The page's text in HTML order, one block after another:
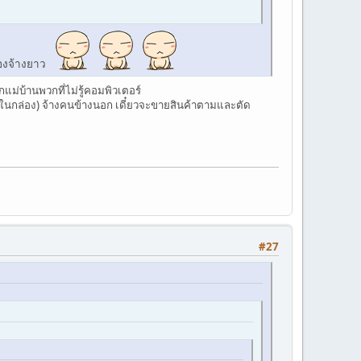
จ้างยาว
แม่บ้านพวกที่ไม่รู้คอมพิวเตอร์
กล่อง) จ้างคนข้างนอก เดี๋ยวจะขายสินค้าตามและตัด
#27